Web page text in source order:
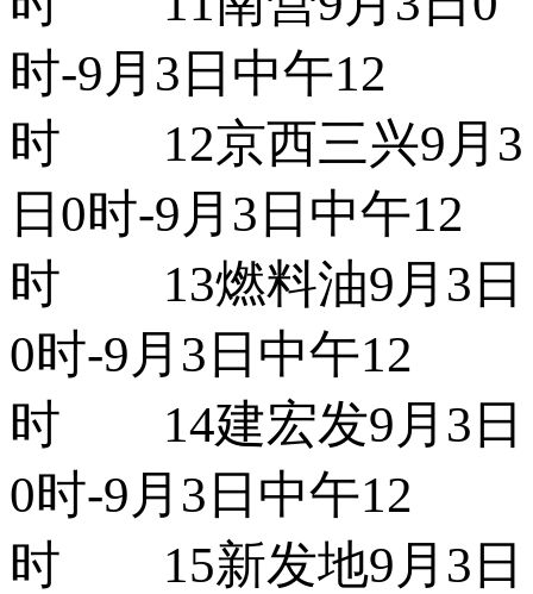
时-9月3日中午12
时 12京西三兴9月3
日0时-9月3日中午12
时 13燃料油9月3日
0时-9月3日中午12
时 14建宏发9月3日
0时-9月3日中午12
时 15新发地9月3日